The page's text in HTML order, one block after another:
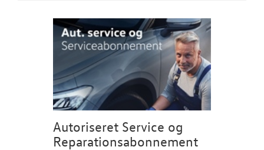
Autoriseret Service og
Reparationsabonnement